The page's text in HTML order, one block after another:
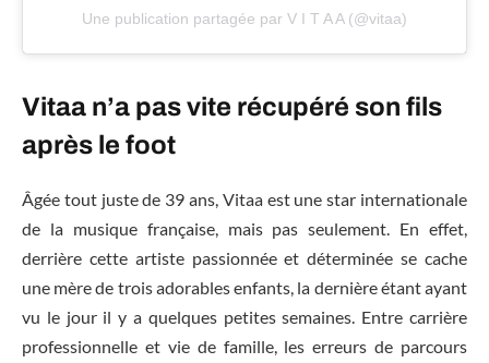
Une publication partagée par V I T A A (@vitaa)
Vitaa n’a pas vite récupéré son fils
après le foot
Âgée tout juste de 39 ans, Vitaa est une star internationale
de la musique française, mais pas seulement. En effet,
derrière cette artiste passionnée et déterminée se cache
une mère de trois adorables enfants, la dernière étant ayant
vu le jour il y a quelques petites semaines. Entre carrière
professionnelle et vie de famille, les erreurs de parcours